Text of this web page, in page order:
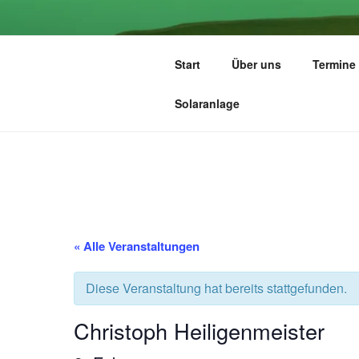
Start Über uns Termine
Solaranlage
« Alle Veranstaltungen
Diese Veranstaltung hat bereits stattgefunden.
Christoph Heiligenmeister